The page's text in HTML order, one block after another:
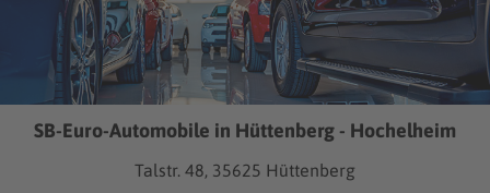
SB-Euro-Automobile in Hüttenberg - Hochelheim
Talstr. 48, 35625 Hüttenberg